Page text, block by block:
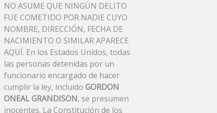
NO ASUME QUE NINGÚN DELITO
FUE COMETIDO POR NADIE CUYO
NOMBRE, DIRECCIÓN, FECHA DE
NACIMIENTO O SIMILAR APARECE
AQUÍ. En los Estados Unidos, todas
las personas detenidas por un
funcionario encargado de hacer
cumplir la ley, incluido GORDON
ONEAL GRANDISON, se presumen
inocentes. La Constitución de los